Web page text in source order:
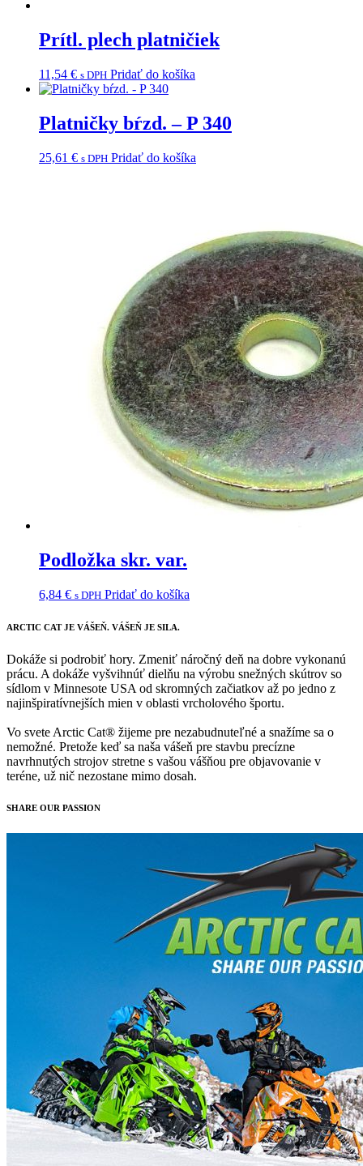
Prítl. plech platničiek
11,54 € s DPH Pridať do košíka
Platničky bŕzd. – P 340
25,61 € s DPH Pridať do košíka
Podložka skr. var.
6,84 € s DPH Pridať do košíka
ARCTIC CATJE VÁŠEŇ. VÁŠEŇ JE SILA.
Dokáže si podrobiť hory. Zmeniť náročný deň na dobre vykonanú
prácu. A dokáže vyšvihnúť dielňu na výrobu snežných skútrov so
sídlom v Minnesote USA od skromných začiatkov až po jedno z
najinšpiratívnejších mien v oblasti vrcholového športu.
Vo svete Arctic Cat® žijeme pre nezabudnuteľné a snažíme sa o
nemožné. Pretože keď sa naša vášeň pre stavbu precízne
navrhnutých strojov stretne s vašou vášňou pre objavovanie v
teréne, už nič nezostane mimo dosah.
SHARE OUR PASSION